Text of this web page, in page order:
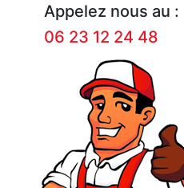
Appelez nous au :
06 23 12 24 48